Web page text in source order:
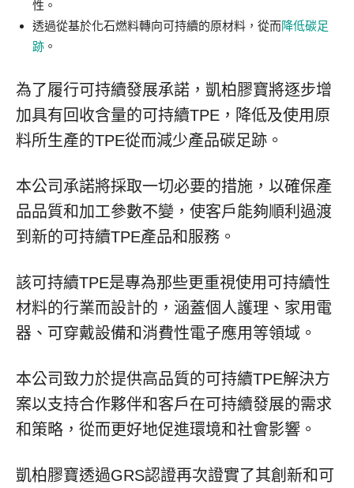
性。
透過從基於化石燃料轉向可持續的原材料，從而降低碳足
跡 。
為了履行可持續發展承諾，凱柏膠寶將逐步增
加具有回收含量的可持續TPE，降低及使用原
料所生產的TPE從而減少產品碳足跡。
本公司承諾將採取一切必要的措施，以確保產
品品質和加工參數不變，使客戶能夠順利過渡
到新的可持續TPE產品和服務。
該可持續TPE是專為那些更重視使用可持續性
材料的行業而設計的，涵蓋個人護理、家用電
器、可穿戴設備和消費性電子應用等領域。
本公司致力於提供高品質的可持續TPE解決方
案以支持合作夥伴和客戶在可持續發展的需求
和策略，從而更好地促進環境和社會影響。
凱柏膠寶透過GRS認證再次證實了其創新和可